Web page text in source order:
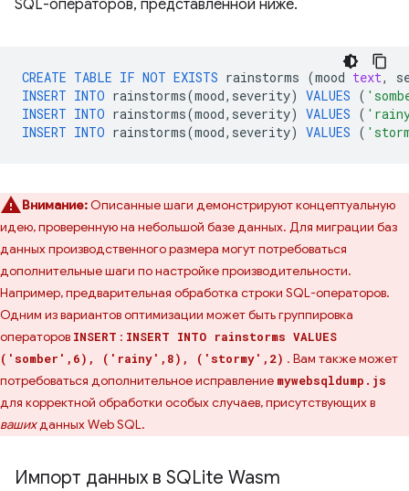
SQL-операторов, представленной ниже.
CREATE TABLE IF NOT EXISTS rainstorms (mood text,
INSERT INTO rainstorms(mood, severity) VALUES (
INSERT INTO rainstorms(mood, severity) VALUES (
INSERT INTO rainstorms(mood, severity) VALUES (
Внимание:Описанные шаги демонстрируют концептуальную
идею, проверенную на небольшой базе данных. Для миграции баз
данных производственного размера могут потребоваться
дополнительные шаги по настройке производительности.
Например, предварительная обработка строки SQL-операторов.
Одним из вариантов оптимизации может быть группировка
операторов INSERT : INSERT INTO rainstorms VALUES
('somber',6), ('rainy',8), ('stormy',2) . Вам также может
потребоваться дополнительное исправление mywebsqldump.js
для корректной обработки особых случаев, присутствующих в
вашихданных Web SQL.
Импорт данных в SQLite Wasm